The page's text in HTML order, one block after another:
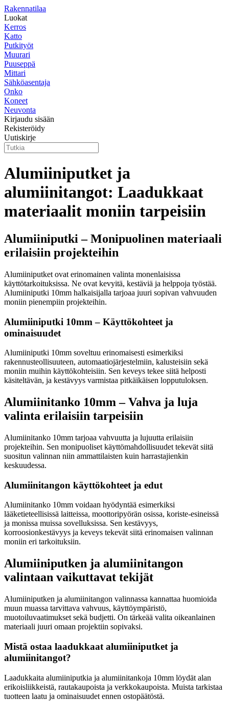
Rakennatilaa
Luokat
Kerros
Katto
Putkityöt
Muurari
Puuseppä
Mittari
Sähköasentaja
Onko
Koneet
Neuvonta
Kirjaudu sisään
Rekisteröidy
Uutiskirje
Alumiiniputket ja
alumiinitangot: Laadukkaat
materiaalit moniin tarpeisiin
Alumiiniputki – Monipuolinen materiaali
erilaisiin projekteihin
Alumiiniputket ovat erinomainen valinta monenlaisissa
käyttötarkoituksissa. Ne ovat kevyitä, kestäviä ja helppoja työstää.
Alumiiniputki 10mm halkaisijalla tarjoaa juuri sopivan vahvuuden
moniin pienempiin projekteihin.
Alumiiniputki 10mm – Käyttökohteet ja
ominaisuudet
Alumiiniputki 10mm soveltuu erinomaisesti esimerkiksi
rakennusteollisuuteen, automaatiojärjestelmiin, kalusteisiin sekä
moniin muihin käyttökohteisiin. Sen keveys tekee siitä helposti
käsiteltävän, ja kestävyys varmistaa pitkäikäisen lopputuloksen.
Alumiinitanko 10mm – Vahva ja luja
valinta erilaisiin tarpeisiin
Alumiinitanko 10mm tarjoaa vahvuutta ja lujuutta erilaisiin
projekteihin. Sen monipuoliset käyttömahdollisuudet tekevät siitä
suositun valinnan niin ammattilaisten kuin harrastajienkin
keskuudessa.
Alumiinitangon käyttökohteet ja edut
Alumiinitanko 10mm voidaan hyödyntää esimerkiksi
lääketieteellisissä laitteissa, moottoripyörän osissa, koriste-esineissä
ja monissa muissa sovelluksissa. Sen kestävyys,
korroosionkestävyys ja keveys tekevät siitä erinomaisen valinnan
moniin eri tarkoituksiin.
Alumiiniputken ja alumiinitangon
valintaan vaikuttavat tekijät
Alumiiniputken ja alumiinitangon valinnassa kannattaa huomioida
muun muassa tarvittava vahvuus, käyttöympäristö,
muotoiluvaatimukset sekä budjetti. On tärkeää valita oikeanlainen
materiaali juuri omaan projektiin sopivaksi.
Mistä ostaa laadukkaat alumiiniputket ja
alumiinitangot?
Laadukkaita alumiiniputkia ja alumiinitankoja 10mm löydät alan
erikoisliikkeistä, rautakaupoista ja verkkokaupoista. Muista tarkistaa
tuotteen laatu ja ominaisuudet ennen ostopäätöstä.